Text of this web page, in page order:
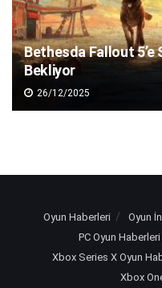
Bethesda Fallout
Bekliyor
26/12/2025
Oyun Haberleri Oyun
PC Oyun Haberleri
Xbox Series X Oyun
Xbox